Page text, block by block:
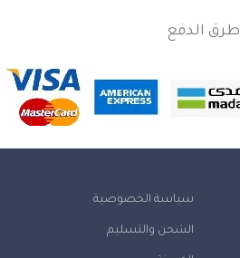
طرق الدفع
سياسة الخصوصية
الشحن والتسليم